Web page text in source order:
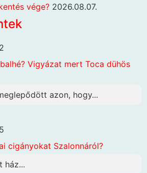
vége? 2026.08.07.
Vigyázat mert Toca dühös
azon, hogy...
cigányokat Szalonnáról?
ház...